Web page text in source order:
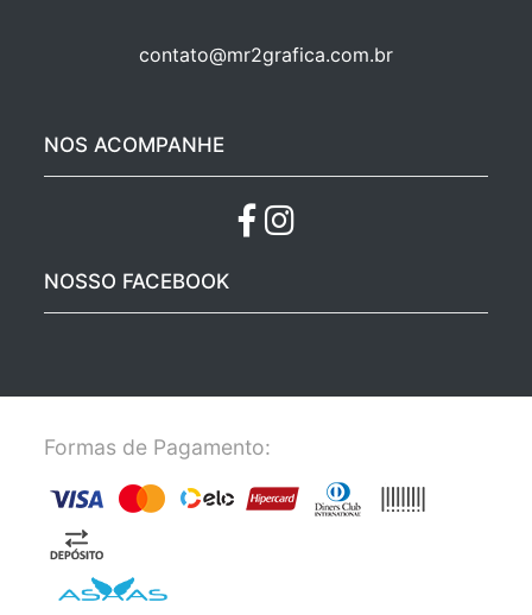
contato@mr2grafica.com.br
NOS ACOMPANHE
NOSSO FACEBOOK
Formas de Pagamento: